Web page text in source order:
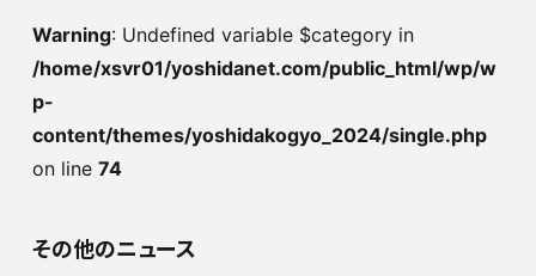
Warning: Undefined variable $category in
/home/xsvr01/yoshidanet.com/public_html/wp/w
p-
content/themes/yoshidakogyo_2024/single.php
on line 74
その他のニュース